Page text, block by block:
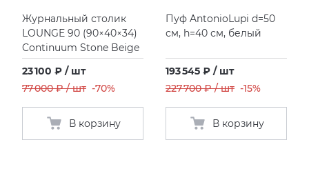
Журнальный столик
LOUNGE 90 (90×40×34)
Continuum Stone Beige
23 100 ₽ / шт
77 000 ₽ / шт -70%
В корзину
Пуф AntonioLupi d=50
см, h=40 см, белый
193 545 ₽ / шт
227 700 ₽ / шт -15%
В корзину